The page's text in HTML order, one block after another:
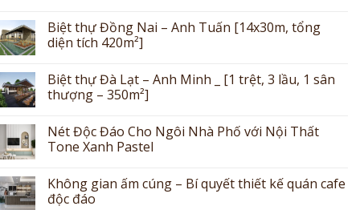
Biệt thự Đồng Nai – Anh Tuấn [14x30m, tổng
diện tích 420m²]
Biệt thự Đà Lạt – Anh Minh _ [1 trệt, 3 lầu, 1 sân
thượng – 350m²]
Nét Độc Đáo Cho Ngôi Nhà Phố với Nội Thất
Tone Xanh Pastel
Không gian ấm cúng – Bí quyết thiết kế quán cafe
độc đáo